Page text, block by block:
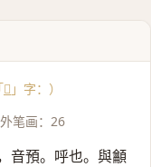
𥸤 」字：）
笔画：26
音預。呼也。與龥